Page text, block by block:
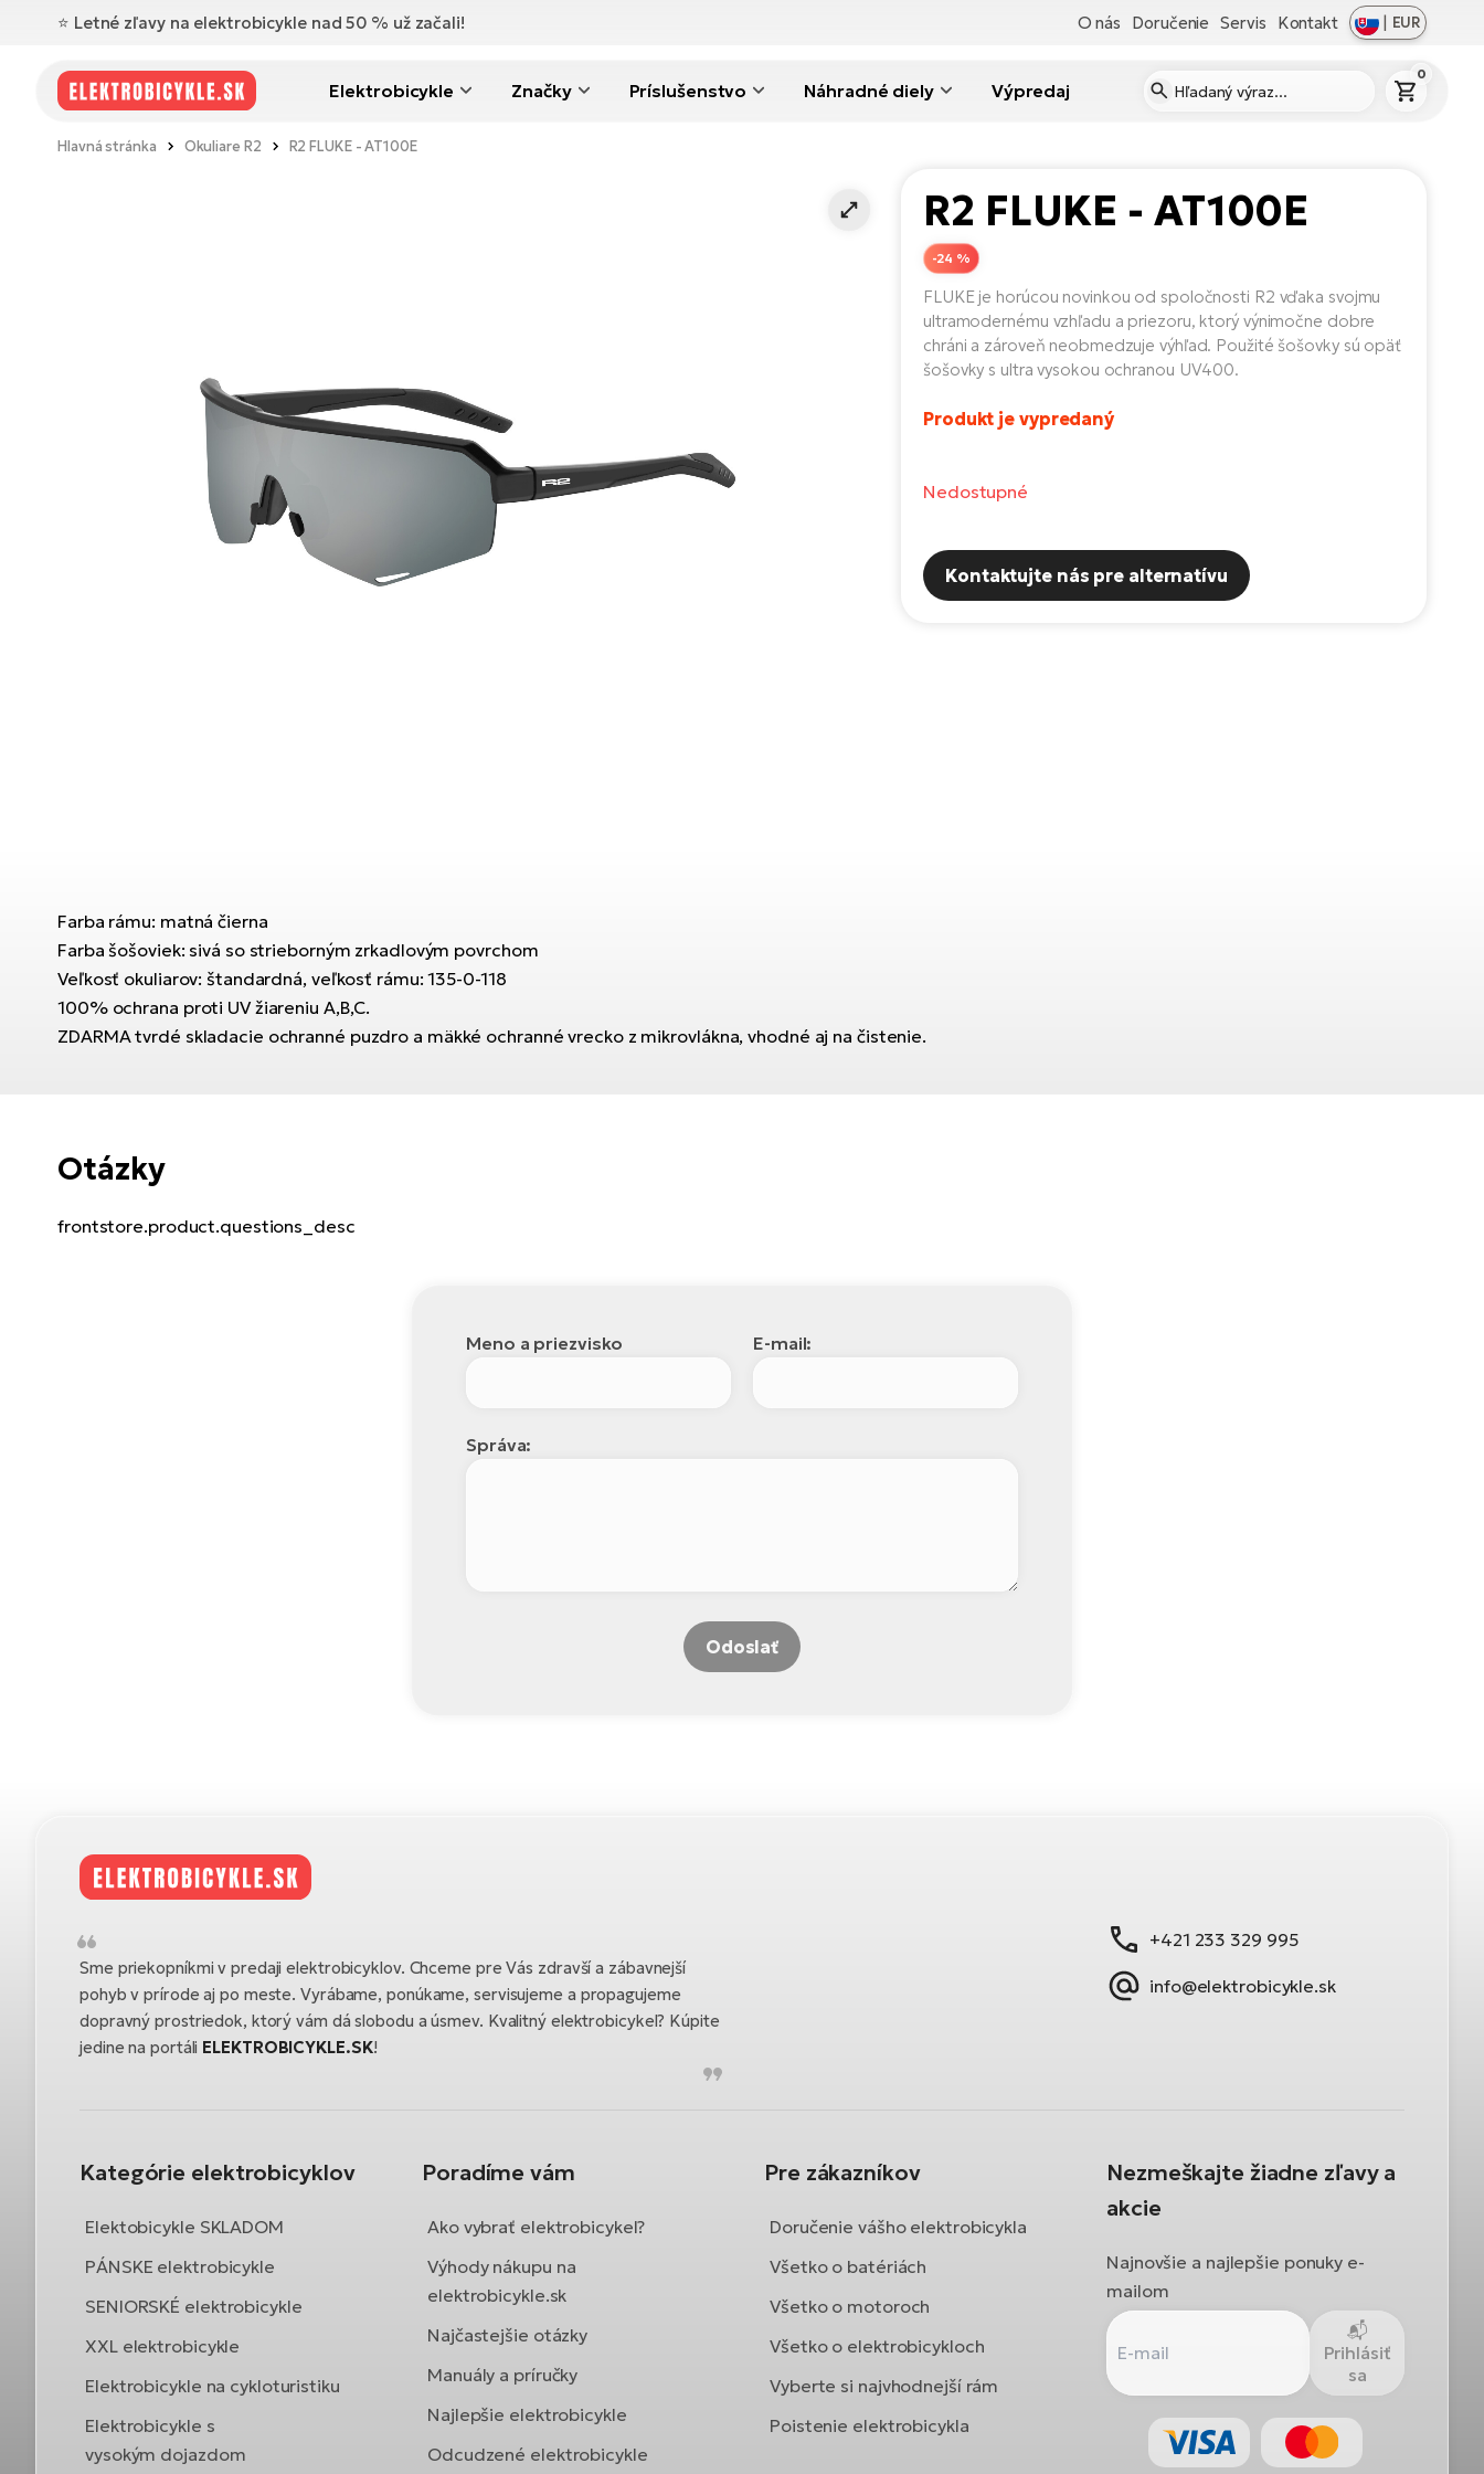
⭐️ Letné zľavy na elektrobicykle nad 50 % už začali! O nás Doručenie Servis Kontakt | EUR
Elektrobicykle Značky Príslušenstvo Náhradné diely Výpredaj
0
Hlavná stránka Okuliare R2 R2 FLUKE - AT100E
R2 FLUKE - AT100E
-24 %
FLUKE je horúcou novinkou od spoločnosti R2 vďaka svojmu
ultramodernému vzhľadu a priezoru, ktorý výnimočne dobre
chráni a zároveň neobmedzuje výhľad. Použité šošovky sú opäť
šošovky s ultra vysokou ochranou UV400.
Produkt je vypredaný
Nedostupné
Kontaktujte nás pre alternatívu
Farba rámu: matná čierna
Farba šošoviek: sivá so strieborným zrkadlovým povrchom
Veľkosť okuliarov: štandardná, veľkosť rámu: 135-0-118
100% ochrana proti UV žiareniu A,B,C.
ZDARMA tvrdé skladacie ochranné puzdro a mäkké ochranné vrecko z mikrovlákna, vhodné aj na čistenie.
Otázky
frontstore.product.questions_desc
Meno a priezvisko E-mail:
Správa:
Odoslať
Sme priekopníkmi v predaji elektrobicyklov. Chceme pre Vás zdravší a zábavnejší
pohyb v prírode aj po meste. Vyrábame, ponúkame, servisujeme a propagujeme
dopravný prostriedok, ktorý vám dá slobodu a úsmev. Kvalitný elektrobicykel? Kúpite
jedine na portáli ELEKTROBICYKLE.SK!
+421 233 329 995
info@elektrobicykle.sk
Kategórie elektrobicyklov
Elektobicykle SKLADOM
PÁNSKE elektrobicykle
SENIORSKÉ elektrobicykle
XXL elektrobicykle
Elektrobicykle na cykloturistiku
Elektrobicykle s
vysokým dojazdom
Poradíme vám
Ako vybrať elektrobicykel?
Výhody nákupu na
elektrobicykle.sk
Najčastejšie otázky
Manuály a príručky
Najlepšie elektrobicykle
Odcudzené elektrobicykle
Pre zákazníkov
Doručenie vášho elektrobicykla
Všetko o batériách
Všetko o motoroch
Všetko o elektrobicykloch
Vyberte si najvhodnejší rám
Poistenie elektrobicykla
Nezmeškajte žiadne zľavy a
akcie
Najnovšie a najlepšie ponuky e-
mailom
Prihlásiť
sa